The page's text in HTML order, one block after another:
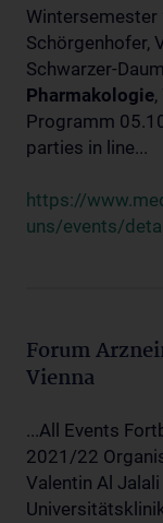
Schörgenhofer,
Schwarzer-
Pharmakologie
Programm
parties in line...
https://
uns/events/
Forum
Vienna
...All Events
2021/22
Valentin Al